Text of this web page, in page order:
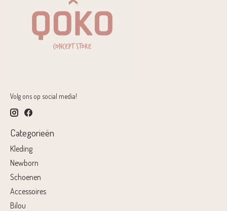
Volg ons op social media!
Categorieën
Kleding
Newborn
Schoenen
Accessoires
Bilou